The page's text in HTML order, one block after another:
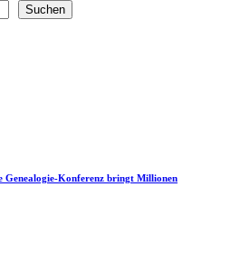
Suchen
Genealogie-Konferenz bringt Millionen